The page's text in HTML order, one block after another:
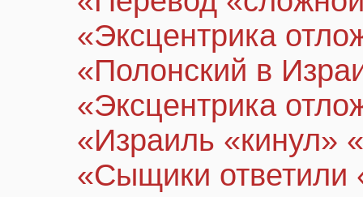
«Эксцентрика
«Полонский в
«Эксцентрика
«Израиль «кинул»
«Сыщики ответили